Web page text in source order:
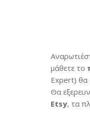
μάθετε το
Expert) θα
Θα
Etsy, τα